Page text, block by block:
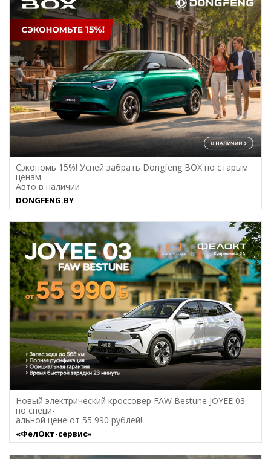
Сэкономь 15%! Успей забрать Dongfeng BOX по старым
ценам.
Авто в наличии
DONGFENG.BY
Новый электрический кроссовер FAW Bestune JOYEE 03 -
по специ-
альной цене от 55 990 рублей!
«ФелОкт-сервис»